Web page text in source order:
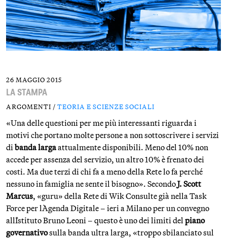
26 MAGGIO 2015
LA STAMPA
ARGOMENTI / TEORIA E SCIENZE SOCIALI
«Una delle questioni per me più interessanti riguarda i
motivi che portano molte persone a non sottoscrivere i servizi
dibanda largaattualmente disponibili. Meno del 10% non
accede per assenza del servizio, un altro 10% è frenato dei
costi. Ma due terzi di chi fa a meno della Rete lo fa perché
nessuno in famiglia ne sente il bisogno». SecondoJ. Scott
Marcus, «guru» della Rete di Wik Consulte già nella Task
Force per l`Agenda Digitale – ieri a Milano per un convegno
all`Istituto Bruno Leoni – questo è uno dei limiti delpiano
governativosulla banda ultra larga, «troppo sbilanciato sul